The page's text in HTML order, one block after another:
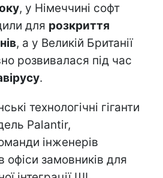
, у Німеччині софт
для розкриття
, а у Великій Британії
розвивалася під час
.
технологічні гіганти
Palantir,
інженерів
офіси замовників для